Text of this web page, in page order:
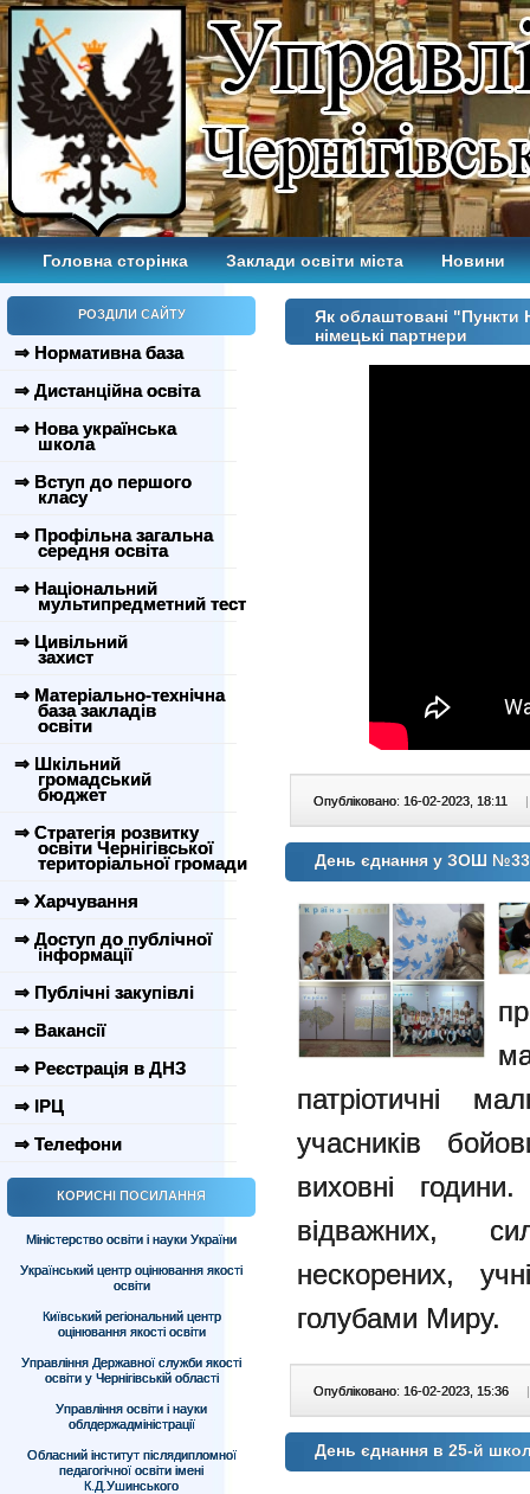
Головна сторінка Заклади освіти міста Новини
РОЗДІЛИ САЙТУ
⇒ Нормативна база
⇒ Дистанційна освіта
⇒ Нова українська
школа
⇒ Вступ до першого
класу
⇒ Профільна загальна
середня освіта
⇒ Національний
мультипредметний тест
⇒ Цивільний
захист
⇒ Матеріально-технічна
база закладів
освіти
⇒ Шкільний
громадський
бюджет
⇒ Стратегія розвитку
освіти Чернігівської
територіальної громади
⇒ Харчування
⇒ Доступ до публічної
інформації
⇒ Публічні закупівлі
⇒ Вакансії
⇒ Реєстрація в ДНЗ
⇒ ІРЦ
⇒ Телефони
КОРИСНІ ПОСИЛАННЯ
Міністерство освіти і науки України
Український центр оцінювання якості
освіти
Київський регіональний центр
оцінювання якості освіти
Управління Державної служби якості
освіти у Чернігівській області
Управління освіти і науки
облдержадміністрації
Обласний інститут післядипломної
педагогічної освіти імені
К.Д.Ушинського
Як облаштовані "Пункти
німецькі партнери
Опубліковано: 16-02-2023, 18:11 |
День єднання у ЗОШ №33
патріотичні
учасників
виховні
відважних,
нескорених,
голубами Миру.
Опубліковано: 16-02-2023, 15:36 |
День єднання в 25-й